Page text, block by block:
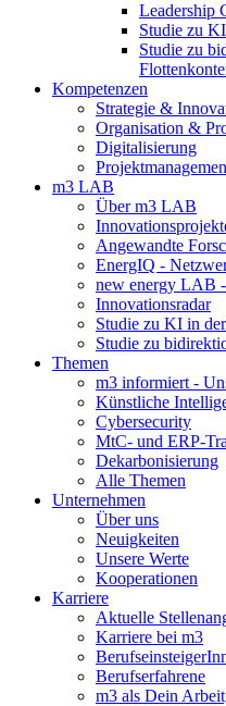
Leadership
Studie zu
Studie zu
Kompetenzen
Strategie &
Organisation &
Digitalisierung
m3 LAB
Über m3 LAB
Angewandte
EnergIQ -
new energy LAB
Innovationsradar
Studie zu KI in
Studie zu
Themen
m3 informiert -
Künstliche
Cybersecurity
MtC- und ERP-
Dekarbonisierung
Alle Themen
Unternehmen
Über uns
Neuigkeiten
Unsere Werte
Kooperationen
Karriere
Aktuelle
Karriere bei m3
Berufserfahrene
m3 als Dein